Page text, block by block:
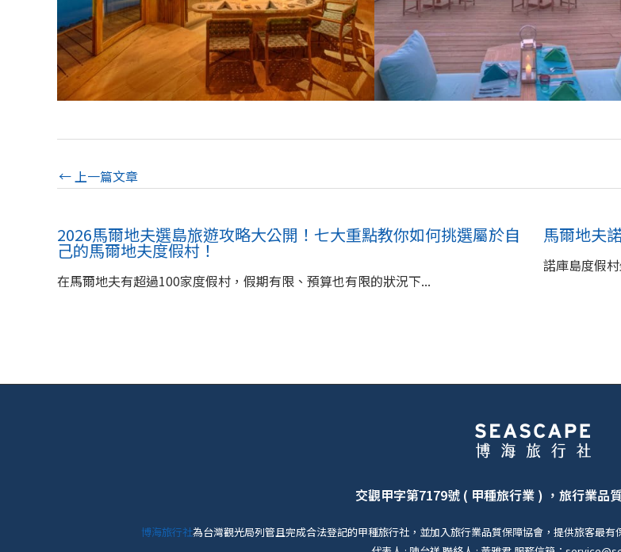
← 上一篇文章
2026馬爾地夫選島旅遊攻略大公開！七大重點教你如何挑選屬於自
己的馬爾地夫度假村！
在馬爾地夫有超過100家度假村，假期有限、預算也有限的狀況下...
馬爾地夫
諾庫島度假
交觀甲字第7179號 ( 甲種旅行業 ) ，旅行業品
博海旅行社為台灣觀光局列管且完成合法登記的甲種旅行社，並加入旅行業品質保障協會，提供旅客最